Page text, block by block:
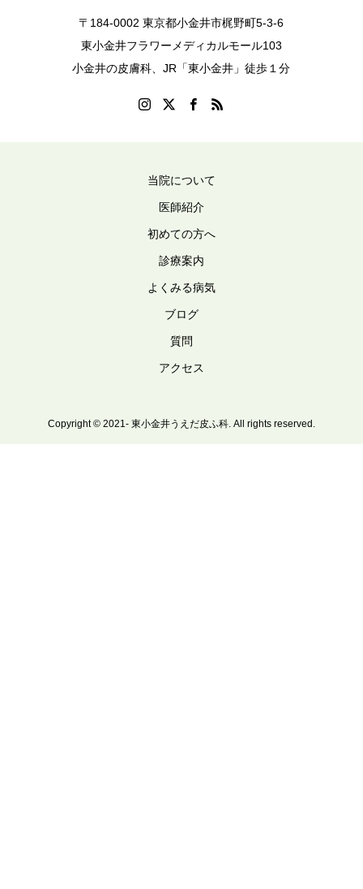
〒184-0002 東京都小金井市梶野町5-3-6
東小金井フラワーメディカルモール103
小金井の皮膚科、JR「東小金井」徒歩１分
当院について
医師紹介
初めての方へ
診療案内
よくみる病気
ブログ
質問
アクセス
Copyright © 2021- 東小金井うえだ皮ふ科. All rights reserved.